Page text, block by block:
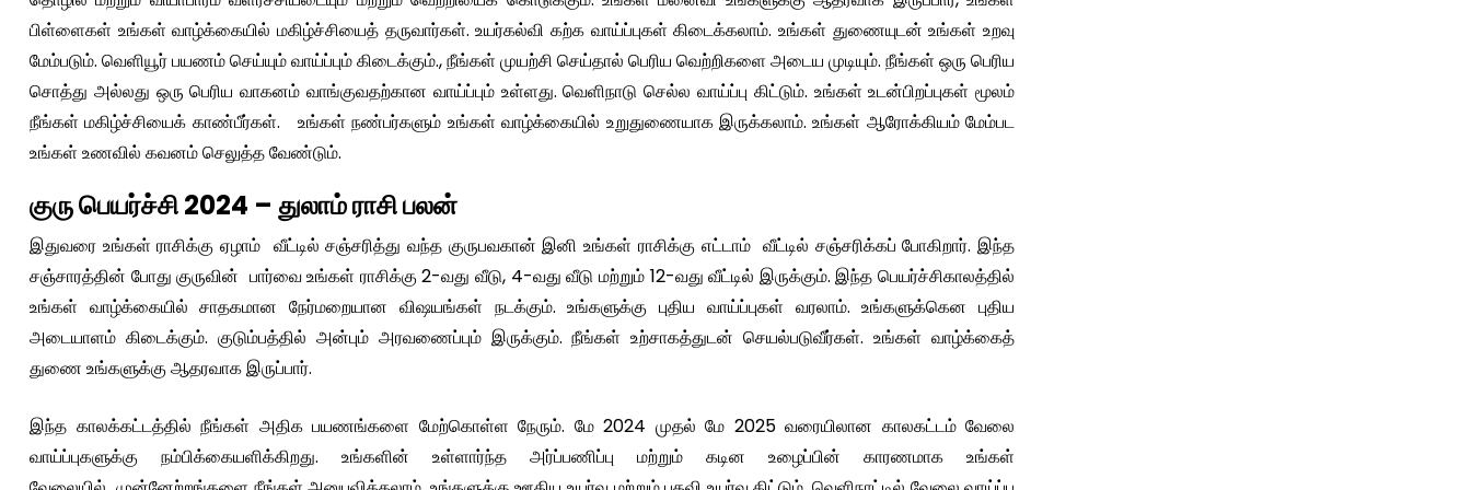
பிள்ளைகள் உங்கள் வாழ்க்கையில் மகிழ்ச்சியைத் தருவார்கள். உயர்கல்வி கற்க வாய்ப்புகள் கிடைக்கலாம். உங்கள் துணையுடன் உங்கள் உறவு
மேம்படும். வெளியூர் பயணம் செய்யும் வாய்ப்பும் கிடைக்கும்., நீங்கள் முயற்சி செய்தால் பெரிய வெற்றிகளை அடைய முடியும். நீங்கள் ஒரு பெரிய
சொத்து அல்லது ஒரு பெரிய வாகனம் வாங்குவதற்கான வாய்ப்பும் உள்ளது. வெளிநாடு செல்ல வாய்ப்பு கிட்டும். உங்கள் உடன்பிறப்புகள் மூலம்
நீங்கள் மகிழ்ச்சியைக் காண்பீர்கள். உங்கள் நண்பர்களும் உங்கள் வாழ்க்கையில் உறுதுணையாக இருக்கலாம். உங்கள் ஆரோக்கியம் மேம்பட
உங்கள் உணவில் கவனம் செலுத்த வேண்டும்.
குரு பெயர்ச்சி 2024 – துலாம் ராசி பலன்
இதுவரை உங்கள் ராசிக்கு ஏழாம் வீட்டில் சஞ்சரித்து வந்த குருபவகான் இனி உங்கள் ராசிக்கு எட்டாம் வீட்டில் சஞ்சரிக்கப் போகிறார். இந்த
சஞ்சாரத்தின் போது குருவின் பார்வை உங்கள் ராசிக்கு 2-வது வீடு, 4-வது வீடு மற்றும் 12-வது வீட்டில் இருக்கும். இந்த பெயர்ச்சிகாலத்தில்
உங்கள் வாழ்க்கையில் சாதகமான நேர்மறையான விஷயங்கள் நடக்கும். உங்களுக்கு புதிய வாய்ப்புகள் வரலாம். உங்களுக்கென புதிய
அடையாளம் கிடைக்கும். குடும்பத்தில் அன்பும் அரவணைப்பும் இருக்கும். நீங்கள் உற்சாகத்துடன் செயல்படுவீர்கள். உங்கள் வாழ்க்கைத்
துணை உங்களுக்கு ஆதரவாக இருப்பார்.
இந்த காலக்கட்டத்தில் நீங்கள் அதிக பயணங்களை மேற்கொள்ள நேரும். மே 2024 முதல் மே 2025 வரையிலான காலகட்டம் வேலை
வாய்ப்புகளுக்கு நம்பிக்கையளிக்கிறது. உங்களின் உள்ளார்ந்த அர்ப்பணிப்பு மற்றும் கடின உழைப்பின் காரணமாக உங்கள்